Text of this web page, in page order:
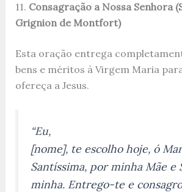
11. Consagração a Nossa Senhora
Grignion de Montfort)
Esta oração entrega
bens e méritos à Virgem Maria
ofereça a Jesus.
“Eu,
[nome], te escolho hoje, ó
Santíssima, por minha Mãe e
minha. Entrego-te e